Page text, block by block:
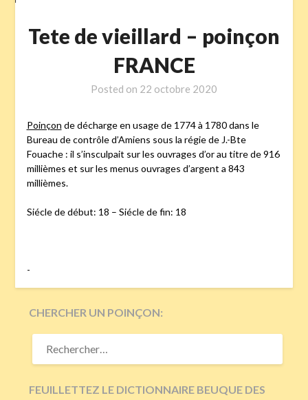
Tete de vieillard – poinçon
FRANCE
Posted on 22 octobre 2020
Poinçon de décharge en usage de 1774 à 1780 dans le
Bureau de contrôle d’Amiens sous la régie de J.-Bte
Fouache : il s’insculpait sur les ouvrages d’or au titre de 916
millièmes et sur les menus ouvrages d’argent a 843
millièmes.
Siécle de début: 18 – Siécle de fin: 18
-
CHERCHER UN POINÇON:
RECHERCHER :
FEUILLETTEZ LE DICTIONNAIRE BEUQUE DES